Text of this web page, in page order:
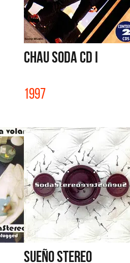
CHAU SODA CD I
1997
SUEÑO STEREO